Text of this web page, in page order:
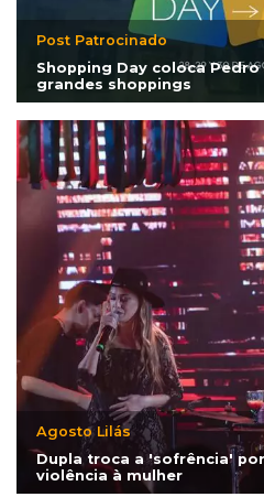
Post Patrocinado
Shopping Day coloca
grandes shoppings
Agosto Lilás
Dupla troca a 'sofrência'
violência à mulher